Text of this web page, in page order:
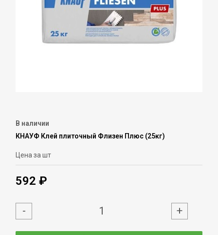
В наличии
КНАУФ Клей плиточный Флизен Плюс (25кг)
Цена за шт
592 ₽
- +